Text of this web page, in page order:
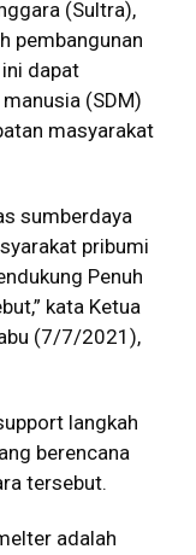
(Sultra),
pembangunan
dapat
(SDM)
masyarakat
sumberdaya
pribumi
Penuh
kata Ketua
(7/7/2021),
langkah
berencana
tersebut.
adalah